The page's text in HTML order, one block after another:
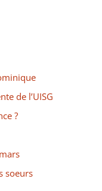
de l’UISG
?
soeurs